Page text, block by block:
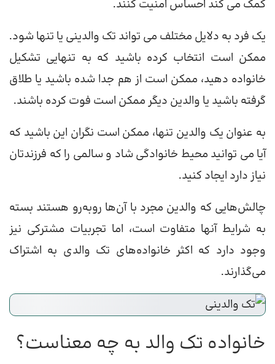
کمک می کند احساس امنیت کنند.
یک فرد به دلایل مختلف می تواند تک والدینی یا تنها شود.
ممکن است انتخاب کرده باشید که به تنهایی تشکیل
خانواده دهید، ممکن است از هم جدا شده باشید یا طلاق
گرفته باشید یا والدین دیگر ممکن است فوت کرده باشند.
به عنوان یک والدین تنها، ممکن است نگران این باشید که
آیا می توانید محیط خانوادگی شاد و سالمی را که فرزندتان
نیاز دارد ایجاد کنید.
چالش‌هایی که والدین مجرد با آن‌ها روبه‌رو هستند بسته
به شرایط آنها متفاوت است، اما تجربیات مشترکی نیز
وجود دارد که اکثر خانواده‌های تک والدی به اشتراک
می‌گذارند.
خانواده تک والد به چه معناست؟